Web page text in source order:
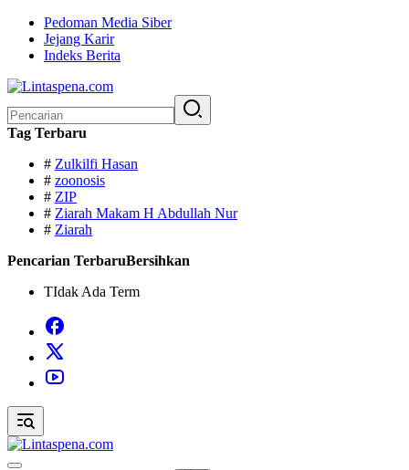
Langsung
konten
Pedoman Media Siber
Jejang Karir
Indeks Berita
untuk:
Tag Terbaru
# Zulkilfi Hasan
# zoonosis
# ZIP
# Ziarah Makam H Abdullah Nur
# Ziarah
Pencarian TerbaruBersihkan
TIdak Ada Term